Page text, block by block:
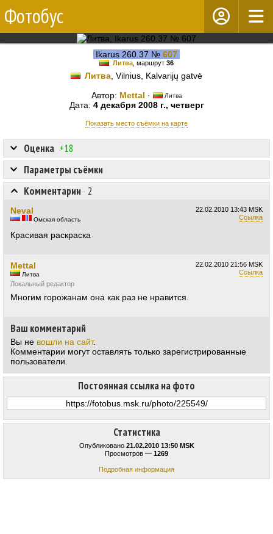
Фотобус
Ikarus 260.37 № 607
Литва , маршрут 36
Литва , Vilnius, Kalvarijų gatvė
Автор: Mettal · Литва
Дата: 4 декабря 2008 г., четверг
Показать место съёмки на карте
Статистика
Опубликовано 21.02.2010 13:50 MSK
Просмотров — 1269
Подробная информация
Оценка +18
Постоянная ссылка на фото
Параметры съёмки
Комментарии · 2
22.02.2010 13:43 MSK
Ссылка
Neval
Омская область
Красивая раскраска
22.02.2010 21:56 MSK
Ссылка
Mettal
Литва
Локальный редактор
Многим горожанам она как раз не нравится.
Ваш комментарий
Вы не вошли на сайт.
Комментарии могут оставлять только зарегистрированные
пользователи.